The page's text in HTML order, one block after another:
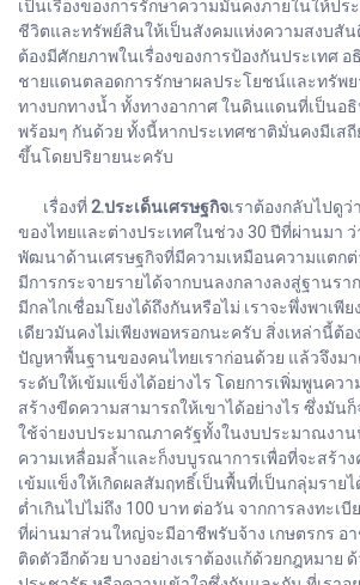
เป็นเรื่องของการรักษาความมั่นคงภายในให้ป
ชีวิตและทรัพย์สินให้เป็นสังคมแห่งความสงบสัน
ต้องมีศักยภาพในเรื่องของการป้องกันประเทศ
ชายแดนตลอดการรักษาผลประโยชน์และทรัพย
ทางบกทางน้ำ ทั้งทางอากาศ ในดินแดนที่เป็นอธิ
พร้อมๆ กันด้วย ทั้งนี้หากประเทศชาติมั่นคงมีเสถี
ขึ้นโดยปริยายนะครับ
เรื่องที่ 2.ประเด็นเศรษฐกิจเราต้องกลับไปดู
ของไทยและต่างประเทศในช่วง 30 ปีที่ผ่านมา
พัฒนาด้านเศรษฐกิจที่มีความเหมือนความแตกต่
มีการกระจายรายได้จากบนลงกลางลงสู่ฐานรา
มีกลไกเชื่อมโยงได้ถึงกันหรือไม่ เราจะพึ่งพาเพี
เดียวมันคงไม่เพียงพอหรอกนะครับ สิ่งเหล่านี้ต้
ปัญหาพื้นฐานของคนไทยเราก่อนด้วย แล้วจึงม
ระดับให้เข้มแข็งได้อย่างไร โดยการเพิ่มพูนควา
สร้างขีดความสามารถให้เขาได้อย่างไร ซึ่งมันก็
ใช้จ่ายงบประมาณภาครัฐทั้งในงบประมาณงาน
ความเหลื่อมล้ำและก็งบบูรณาการเพื่อที่จะสร้าง
เข้มแข็งให้เกิดผลสัมฤทธิ์เป็นพื้นที่เป็นกลุ่มราย
ต่ำเกินไปไม่ถึง 100 บาท ต่อวัน จากการลงทะเ
ที่ผ่านมาส่วนใหญ่จะมีอาชีพรับจ้าง เกษตรกร อ
ติดตัวอีกด้วย บางอย่างเราต้องแก้ด้วยกฎหมาย